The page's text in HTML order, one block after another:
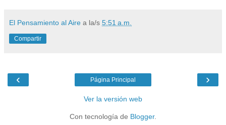
El Pensamiento al Aire a la/s 5:51 a.m.
Compartir
‹ ›
Página Principal
Ver la versión web
Con tecnología de Blogger.